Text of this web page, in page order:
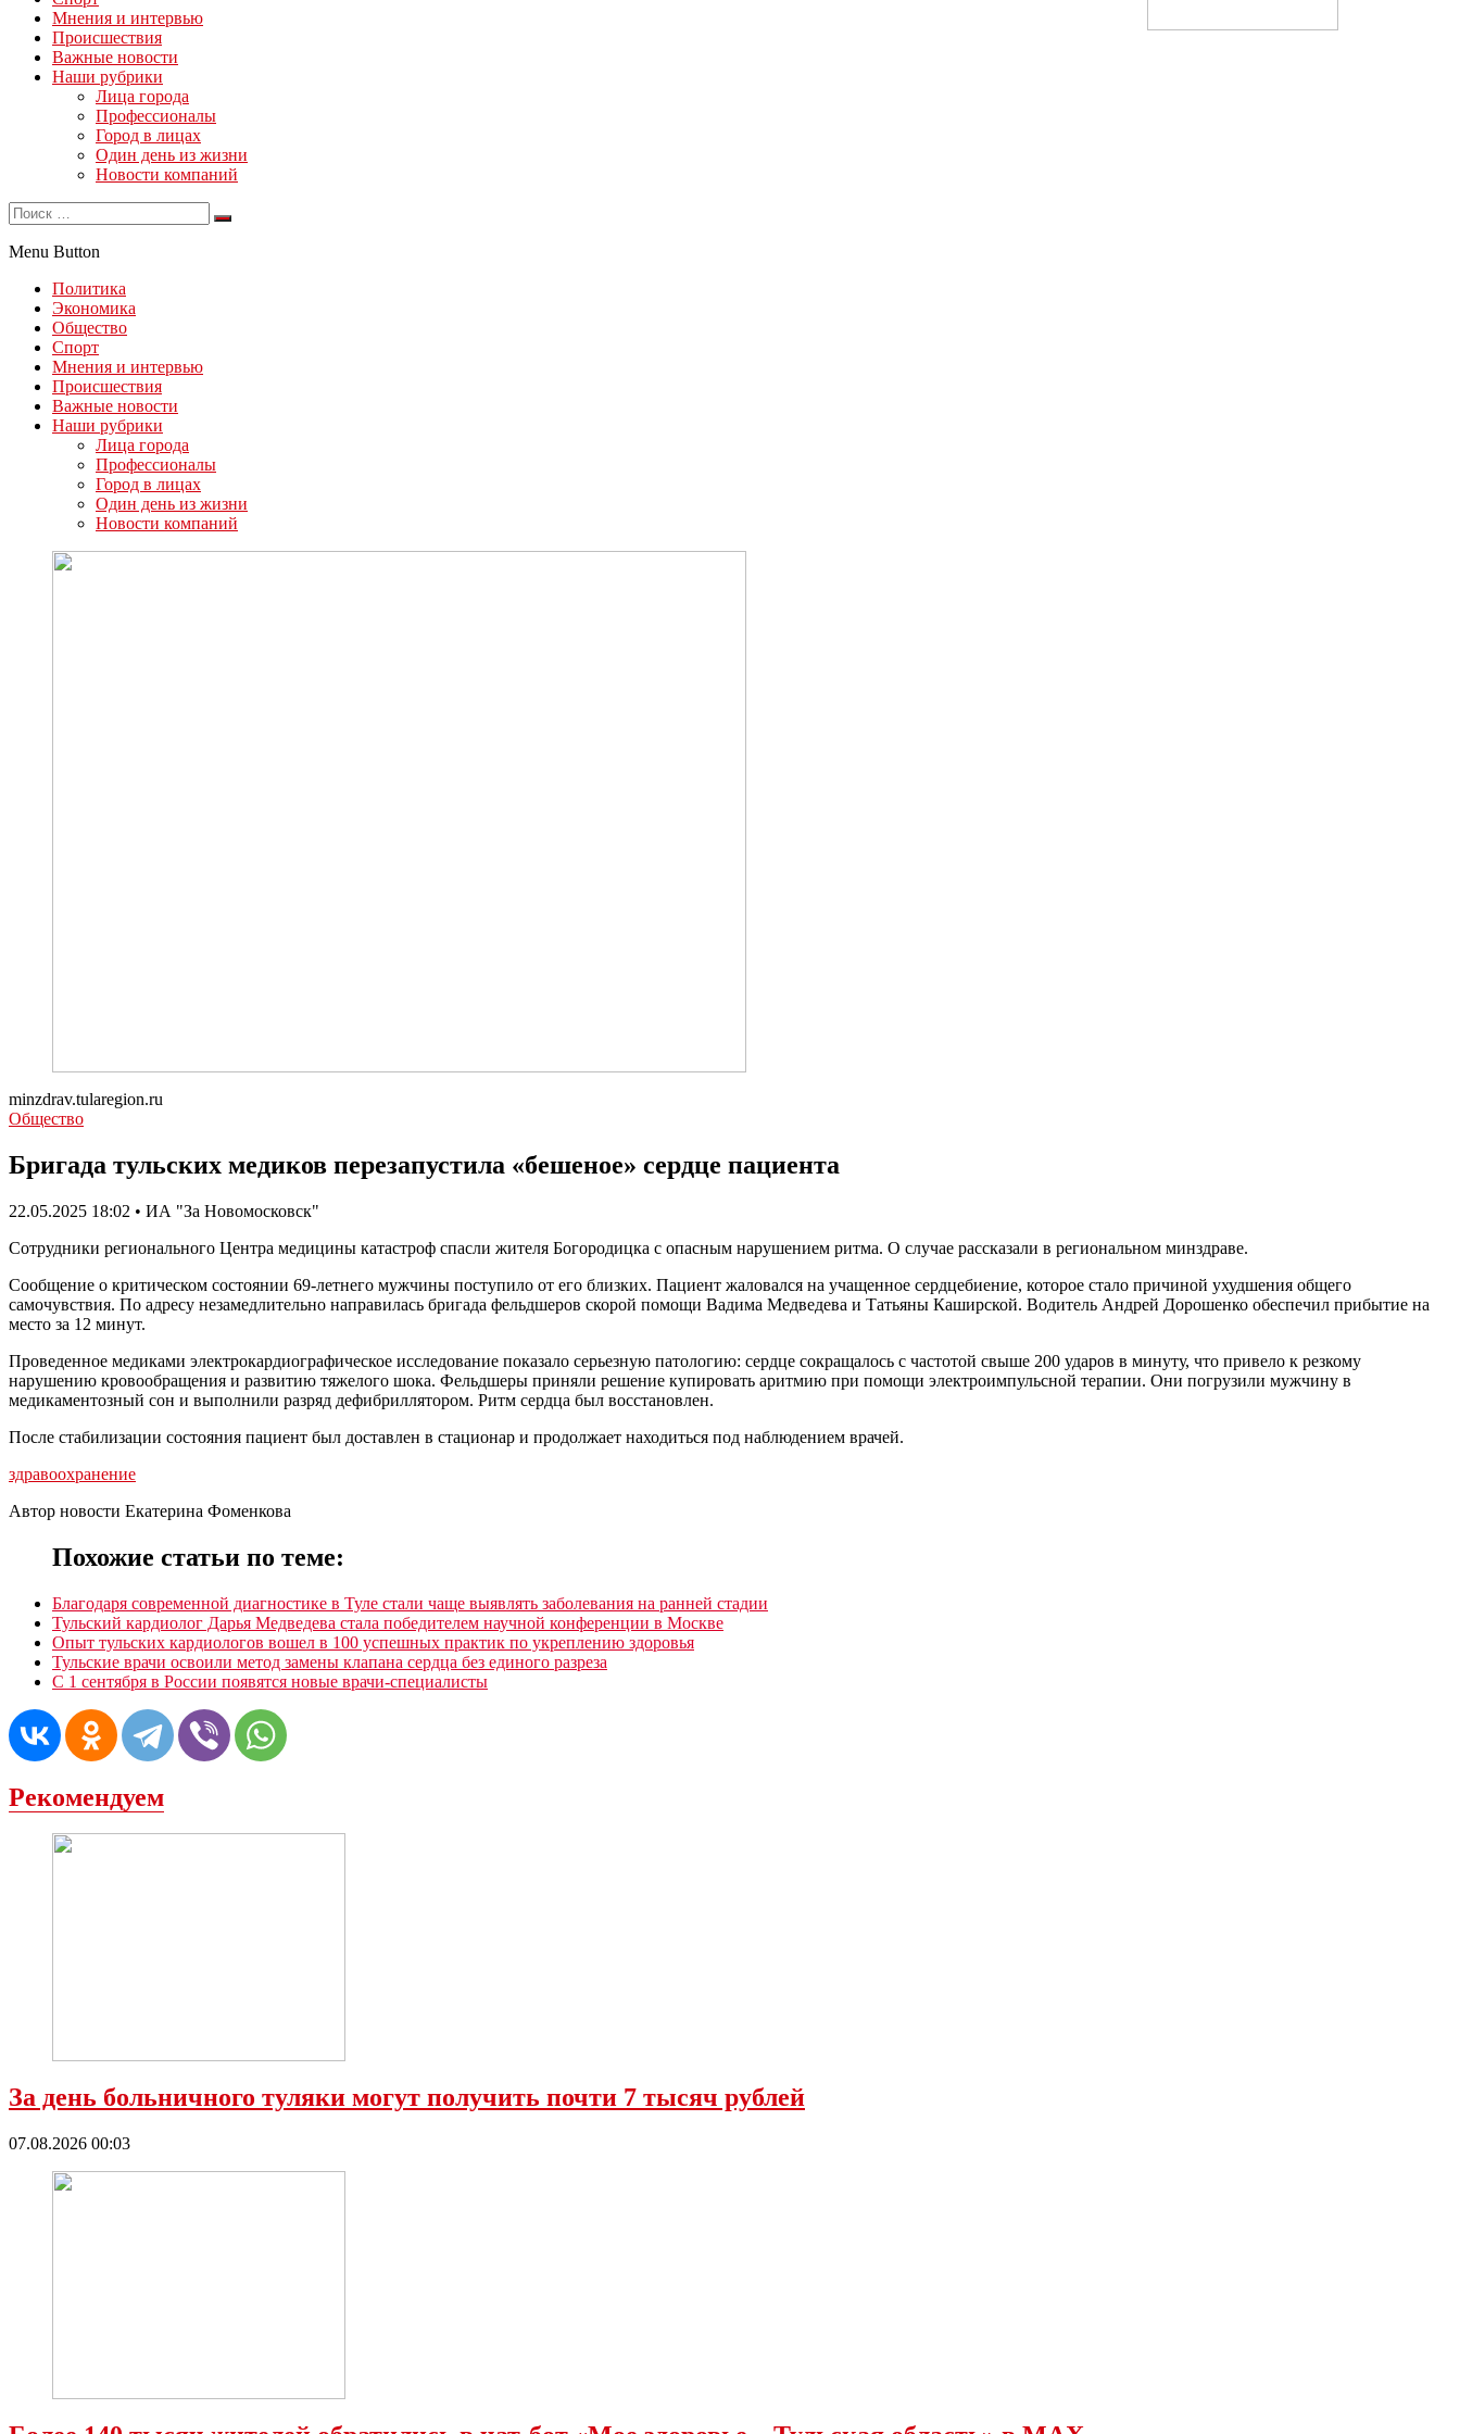
Мнения и интервью
Происшествия
Важные новости
Наши рубрики
Лица города
Профессионалы
Город в лицах
Один день из жизни
Новости компаний
Menu Button
Политика
Экономика
Общество
Спорт
Мнения и интервью
Происшествия
Важные новости
Наши рубрики
Лица города
Профессионалы
Город в лицах
Один день из жизни
Новости компаний
minzdrav.tularegion.ru
Общество
Бригада тульских медиков перезапустила «бешеное» сердце пациента
22.05.2025 18:02 • ИА "За Новомосковск"
Сотрудники регионального Центра медицины катастроф спасли жителя Богородицка с опасным нарушением ритма. О случае рассказали в региональном минздраве.
Сообщение о критическом состоянии 69-летнего мужчины поступило от его близких. Пациент жаловался на учащенное сердцебиение, которое стало причиной ухудшения общего
самочувствия. По адресу незамедлительно направилась бригада фельдшеров скорой помощи Вадима Медведева и Татьяны Каширской. Водитель Андрей Дорошенко обеспечил прибытие на
место за 12 минут.
Проведенное медиками электрокардиографическое исследование показало серьезную патологию: сердце сокращалось с частотой свыше 200 ударов в минуту, что привело к резкому
нарушению кровообращения и развитию тяжелого шока. Фельдшеры приняли решение купировать аритмию при помощи электроимпульсной терапии. Они погрузили мужчину в
медикаментозный сон и выполнили разряд дефибриллятором. Ритм сердца был восстановлен.
После стабилизации состояния пациент был доставлен в стационар и продолжает находиться под наблюдением врачей.
здравоохранение
Автор новости Екатерина Фоменкова
Похожие статьи по теме:
Благодаря современной диагностике в Туле стали чаще выявлять заболевания на ранней стадии
Тульский кардиолог Дарья Медведева стала победителем научной конференции в Москве
Опыт тульских кардиологов вошел в 100 успешных практик по укреплению здоровья
Тульские врачи освоили метод замены клапана сердца без единого разреза
С 1 сентября в России появятся новые врачи-специалисты
Рекомендуем
За день больничного туляки могут получить почти 7 тысяч рублей
07.08.2026 00:03